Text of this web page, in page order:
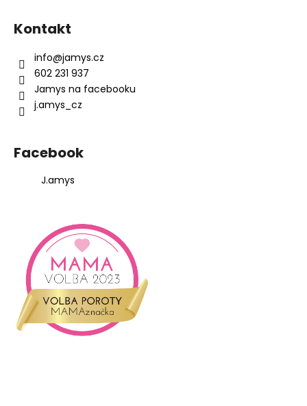
Kontakt
info@jamys.cz
602 231 937
Jamys na facebooku
j.amys_cz
Facebook
J.amys